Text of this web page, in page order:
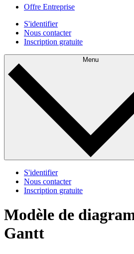
Offre Entreprise
S'identifier
Nous contacter
Inscription gratuite
Menu
S'identifier
Nous contacter
Inscription gratuite
Modèle de
Gantt